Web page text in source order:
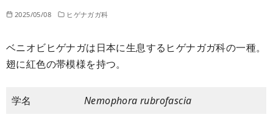
2025/05/08 ヒゲナガガ科
ベニオビヒゲナガは日本に生息するヒゲナガガ科の一種。
翅に紅色の帯模様を持つ。
学名
Nemophora rubrofascia